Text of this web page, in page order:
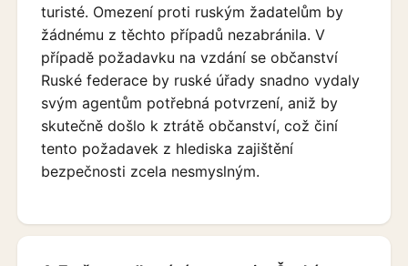
turisté. Omezení proti ruským žadatelům by
žádnému z těchto případů nezabránila. V
případě požadavku na vzdání se občanství
Ruské federace by ruské úřady snadno vydaly
svým agentům potřebná potvrzení, aniž by
skutečně došlo k ztrátě občanství, což činí
tento požadavek z hlediska zajištění
bezpečnosti zcela nesmyslným.